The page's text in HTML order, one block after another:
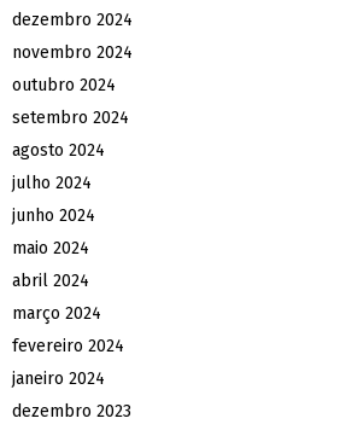
dezembro 2024
novembro 2024
outubro 2024
setembro 2024
agosto 2024
julho 2024
junho 2024
maio 2024
abril 2024
março 2024
fevereiro 2024
janeiro 2024
dezembro 2023